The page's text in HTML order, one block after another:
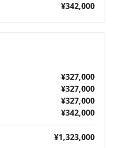
¥342,000
¥327,000
¥327,000
¥327,000
¥342,000
¥1,323,000